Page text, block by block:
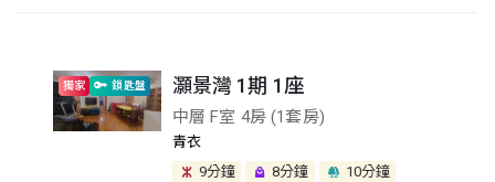
獨家 鎖匙盤 灝景灣 1期 1座
中層 F室 4房 (1套房)
青衣
9分鐘
8分鐘 10分鐘